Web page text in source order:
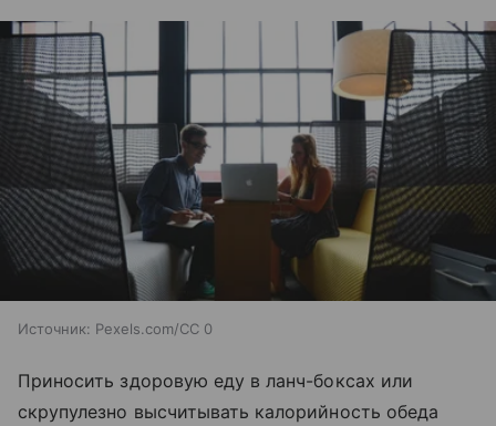
Источник: Pexels.com/CC 0
Приносить здоровую еду в ланч-боксах или
скрупулезно высчитывать калорийность обеда